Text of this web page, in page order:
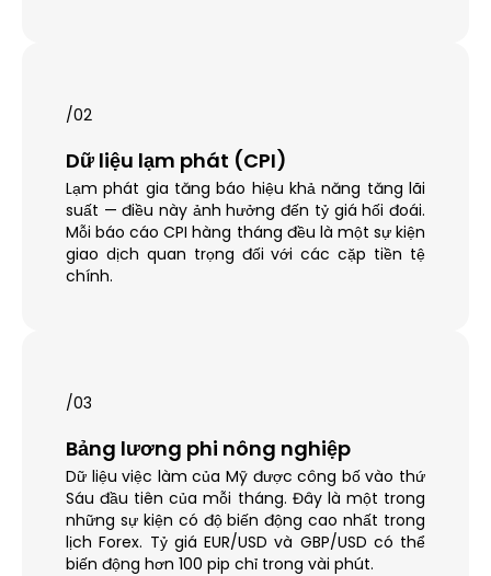
/02
Dữ liệu lạm phát (CPI)
Lạm phát gia tăng báo hiệu khả năng tăng lãi
suất — điều này ảnh hưởng đến tỷ giá hối đoái.
Mỗi báo cáo CPI hàng tháng đều là một sự kiện
giao dịch quan trọng đối với các cặp tiền tệ
chính.
/03
Bảng lương phi nông nghiệp
Dữ liệu việc làm của Mỹ được công bố vào thứ
Sáu đầu tiên của mỗi tháng. Đây là một trong
những sự kiện có độ biến động cao nhất trong
lịch Forex. Tỷ giá EUR/USD và GBP/USD có thể
biến động hơn 100 pip chỉ trong vài phút.